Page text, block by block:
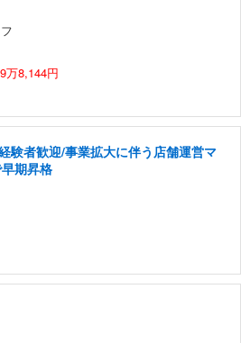
万8,144円
験者歓迎/事業拡大に伴う店舗運営マ
期昇格